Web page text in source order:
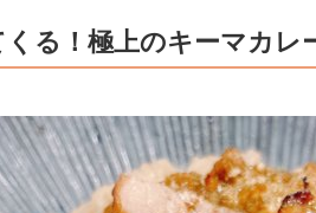
る！極上のキーマカレ